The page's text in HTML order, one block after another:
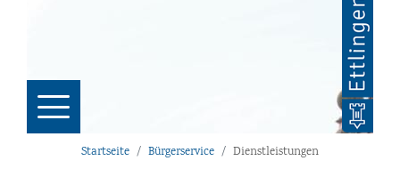
Startseite Bürgerservice Dienstleistungen